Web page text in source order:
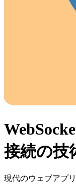
接続の技
現代のウェブアプ